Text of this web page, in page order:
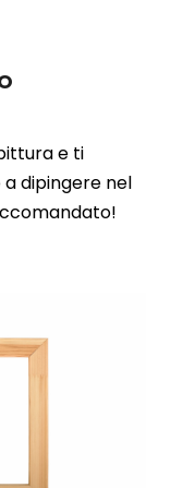
e ti
dipingere nel